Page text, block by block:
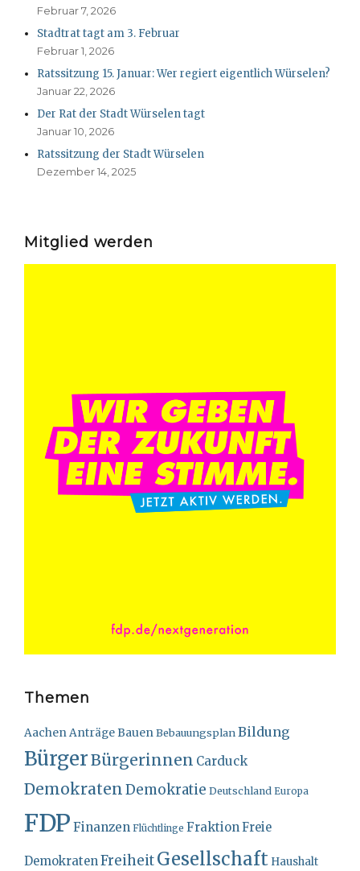
Februar 7, 2026
Stadtrat tagt am 3. Februar
Februar 1, 2026
Ratssitzung 15. Januar: Wer regiert eigentlich Würselen?
Januar 22, 2026
Der Rat der Stadt Würselen tagt
Januar 10, 2026
Ratssitzung der Stadt Würselen
Dezember 14, 2025
Mitglied werden
Themen
AachenAnträgeBauenBebauungsplanBildung
BürgerBürgerinnen Carduck
Demokraten Demokratie Deutschland Europa
FDP Finanzen Flüchtlinge Fraktion Freie
Demokraten FreiheitGesellschaft Haushalt